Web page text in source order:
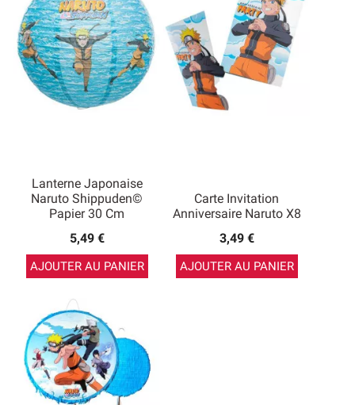
Lanterne Japonaise
Naruto Shippuden©
Papier 30 Cm
5,49 €
AJOUTER AU PANIER
Carte Invitation
Anniversaire Naruto X8
3,49 €
AJOUTER AU PANIER